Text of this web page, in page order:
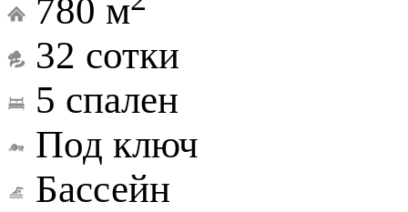
780 м
32 сотки
5 спален
Под ключ
Бассейн